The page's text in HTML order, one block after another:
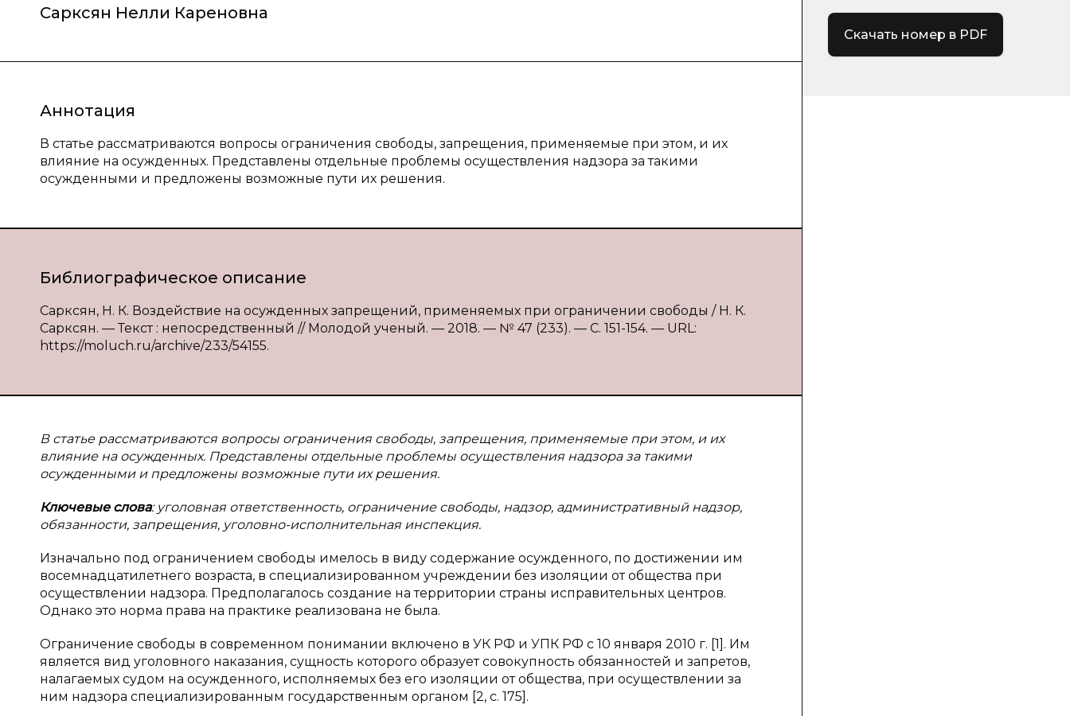
Сарксян Нелли Кареновна
Аннотация
В статье рассматриваются вопросы ограничения свободы, запрещения, применяемые при этом, и их
влияние на осужденных. Представлены отдельные проблемы осуществления надзора за такими
осужденными и предложены возможные пути их решения.
Библиографическое описание
Сарксян, Н. К. Воздействие на осужденных запрещений, применяемых при ограничении свободы / Н. К.
Сарксян. — Текст : непосредственный // Молодой ученый. — 2018. — № 47 (233). — С. 151-154. — URL:
https://moluch.ru/archive/233/54155.
В статье рассматриваются вопросы ограничения свободы, запрещения, применяемые при этом, и их
влияние на осужденных. Представлены отдельные проблемы осуществления надзора за такими
осужденными и предложены возможные пути их решения.
Ключевые слова: уголовная ответственность, ограничение свободы, надзор, административный надзор,
обязанности, запрещения, уголовно-исполнительная инспекция.
Изначально под ограничением свободы имелось в виду содержание осужденного, по достижении им
восемнадцатилетнего возраста, в специализированном учреждении без изоляции от общества при
осуществлении надзора. Предполагалось создание на территории страны исправительных центров.
Однако это норма права на практике реализована не была.
Ограничение свободы в современном понимании включено в УК РФ и УПК РФ с 10 января 2010 г. [1]. Им
является вид уголовного наказания, сущность которого образует совокупность обязанностей и запретов,
налагаемых судом на осужденного, исполняемых без его изоляции от общества, при осуществлении за
ним надзора специализированным государственным органом [2, с. 175].
Скачать номер в PDF